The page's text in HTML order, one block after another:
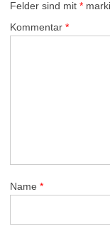
Felder sind mit *
Kommentar *
Name *